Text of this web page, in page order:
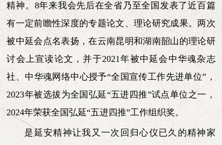
精神。8年来我会先后在全省乃至全国发表了近百篇
有一定前瞻性深度的专题论文、理论研究成果。两次
被中延会点名表扬，在云南昆明和湖南韶山的理论研
讨会上宣读论文，并于2021年被中延会中华魂杂志
社、中华魂网络中心授予“全国宣传工作先进单位”，
2023年被选拔为全国弘延“五进四推”试点单位之一，
2024年荣获全国弘延“五进四推”工作组织奖。
是延安精神让我又一次回归心仪已久的精神家